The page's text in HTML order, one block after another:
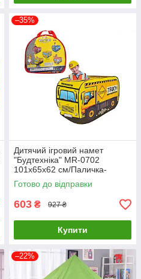
–35%
Дитячий ігровий намет
"Будтехніка" MR-0702
101х65х62 см/Паличка-
будівельник
Готово до відправки
603 ₴ 927 ₴
Купити
–22%